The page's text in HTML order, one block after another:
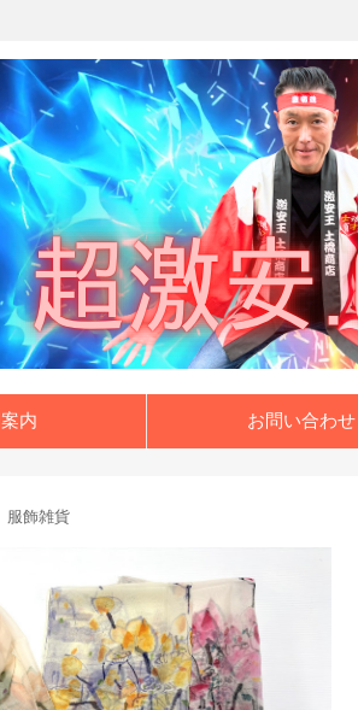
内 お問い合わせ
服飾雑貨